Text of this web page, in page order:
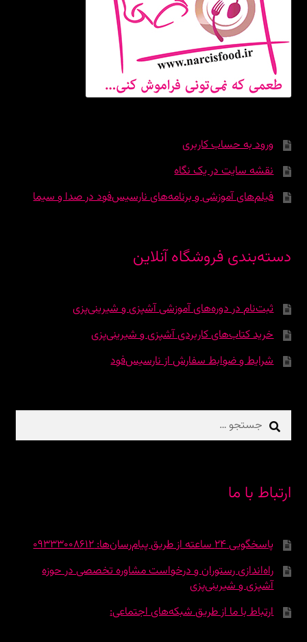
ورود به حساب کاربری
نقشه سایت در یک نگاه
فیلم‌های آموزشی و برنامه‌های نارسیس‌فود در صدا و سیما
دسته‌بندی فروشگاه آنلاین
ثبت‌نام در دوره‌‌های آموزشی آشپزی و شیرینی‌پزی
خرید کتاب‌های کاربردی آشپزی و شیرینی‌پزی
شرایط و ضوابط سفارش از نارسیس‌فود
جستجو
برای:
ارتباط با ما
پاسخگویی 24 ساعته از طریق پیام‌رسان‌ها: 09333008612
راه‌اندازی رستوران و درخواست مشاوره تخصصی در حوزه
آشپزی و شیرینی‌پزی
ارتباط با ما از طریق شبکه‌های اجتماعی: